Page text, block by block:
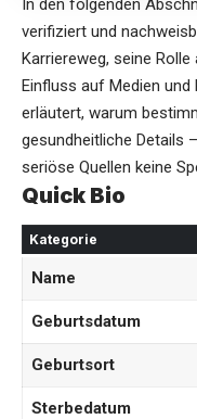
In den folgenden
verifiziert und
Karriereweg, seine
Einfluss auf Medien und
erläutert, warum
gesundheitliche Details
seriöse Quellen keine
Quick Bio
Kategorie
Name
Geburtsdatum
Geburtsort
Sterbedatum